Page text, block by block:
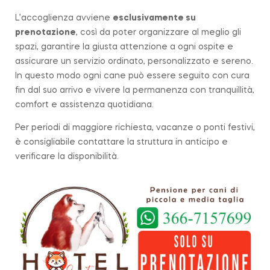
L’accoglienza avviene esclusivamente su
prenotazione, così da poter organizzare al meglio gli
spazi, garantire la giusta attenzione a ogni ospite e
assicurare un servizio ordinato, personalizzato e sereno.
In questo modo ogni cane può essere seguito con cura
fin dal suo arrivo e vivere la permanenza con tranquillità,
comfort e assistenza quotidiana.
Per periodi di maggiore richiesta, vacanze o ponti festivi,
è consigliabile contattare la struttura in anticipo e
verificare la disponibilità.